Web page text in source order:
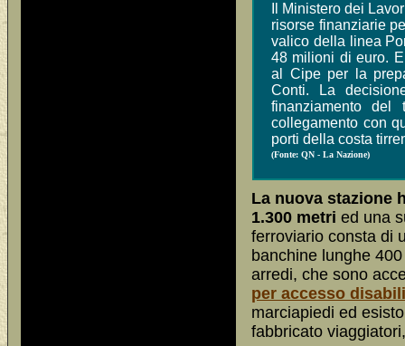
Il Ministero dei
risorse finanziarie
valico della linea
48 milioni di euro.
al Cipe per la
Conti. La
finanziamento del
collegamento con
porti della costa
(Fonte: QN - La Nazione)
La nuova stazione
1.300 metri ed una
ferroviario consta di
banchine lunghe
arredi, che sono
per accesso disabili
marciapiedi ed
fabbricato